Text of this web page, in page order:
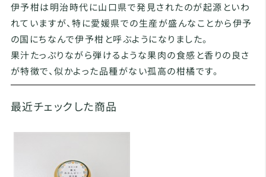
伊予柑は明治時代に山口県で発見されたのが起源といわ
れていますが、特に愛媛県での生産が盛んなことから伊予
の国にちなんで伊予柑と呼ぶようになりました。
果汁たっぷりながら弾けるような果肉の食感と香りの良さ
が特徴で、似かよった品種がない孤高の柑橘です。
最近チェックした商品